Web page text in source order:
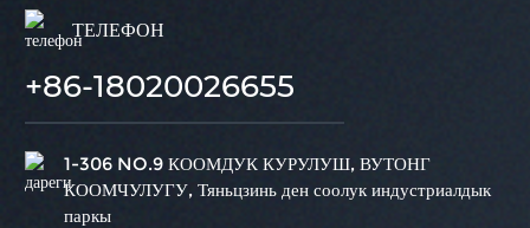
ТЕЛЕФОН
+86-18020026655
1-306 NO.9 КООМДУК КУРУЛУШ, ВУТОНГ
КООМЧУЛУГУ, Тяньцзинь ден соолук индустриалдык
паркы